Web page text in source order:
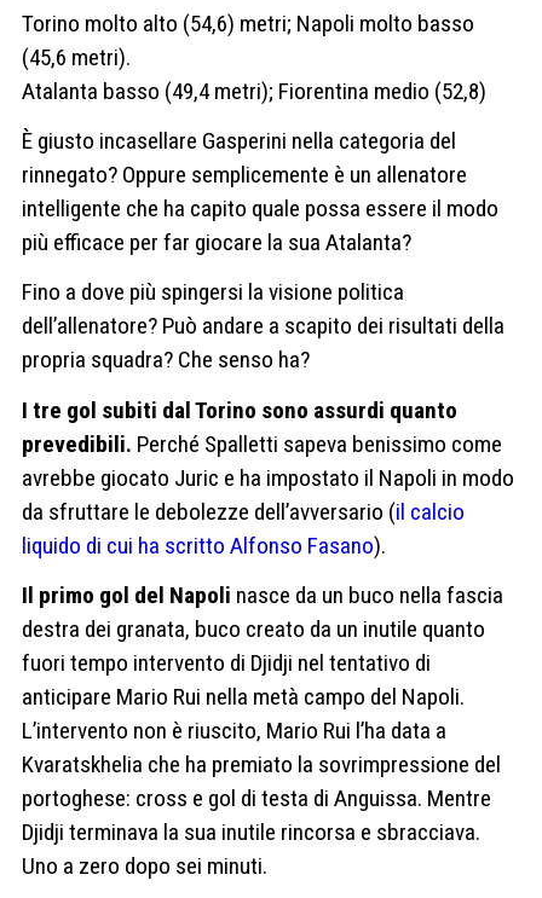
Torino molto alto (54,6) metri; Napoli molto basso
(45,6 metri).
Atalanta basso (49,4 metri); Fiorentina medio (52,8)
È giusto incasellare Gasperini nella categoria del
rinnegato? Oppure semplicemente è un allenatore
intelligente che ha capito quale possa essere il modo
più efficace per far giocare la sua Atalanta?
Fino a dove più spingersi la visione politica
dell’allenatore? Può andare a scapito dei risultati della
propria squadra? Che senso ha?
I tre gol subiti dal Torino sono assurdi quanto
prevedibili. Perché Spalletti sapeva benissimo come
avrebbe giocato Juric e ha impostato il Napoli in modo
da sfruttare le debolezze dell’avversario (il calcio
liquido di cui ha scritto Alfonso Fasano).
Il primo gol del Napoli nasce da un buco nella fascia
destra dei granata, buco creato da un inutile quanto
fuori tempo intervento di Djidji nel tentativo di
anticipare Mario Rui nella metà campo del Napoli.
L’intervento non è riuscito, Mario Rui l’ha data a
Kvaratskhelia che ha premiato la sovrimpressione del
portoghese: cross e gol di testa di Anguissa. Mentre
Djidji terminava la sua inutile rincorsa e sbracciava.
Uno a zero dopo sei minuti.